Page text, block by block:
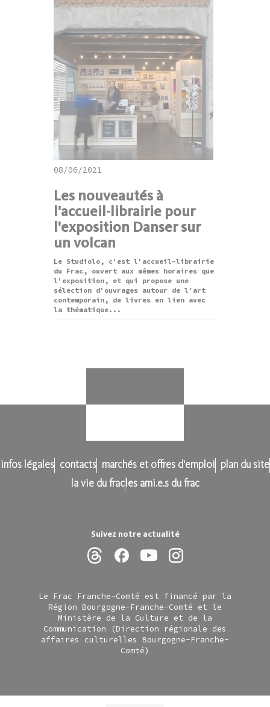
Suivez notre actualité
08/06/2021
Les nouveautés à
l'accueil-librairie pour
l'exposition Danser sur
un volcan
Le Studiolo, c'est l'accueil-librairie
du Frac, ouvert aux mêmes horaires que
l'exposition, et qui propose une
sélection d'ouvrages autour de l'art
contemporain, de livres en lien avec
la thématique...
infos légales contacts marchés et offres d'emploi
plan du site
la vie du frac les ami.e.s du frac
Le Frac Franche-Comté est financé par la
Région Bourgogne-Franche-Comté et le
Ministère de la Culture et de la
Communication (Direction régionale des
affaires culturelles Bourgogne-Franche-
Comté)